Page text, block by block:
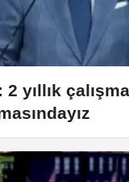
yıllık